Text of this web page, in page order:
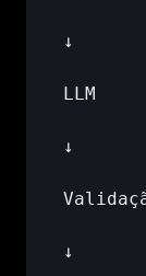
↓
LLM
↓
↓